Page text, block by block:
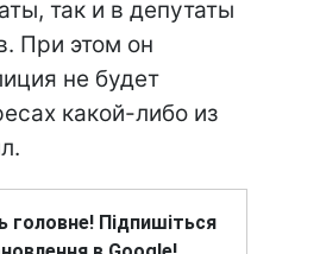
так и в депутаты
При этом он
не будет
какой-либо из
головне! Підпишіться